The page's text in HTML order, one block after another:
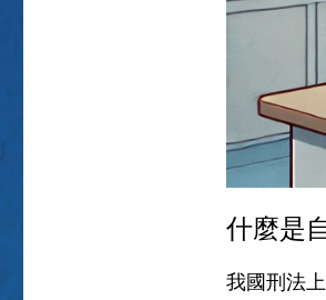
什麼是
我國刑法